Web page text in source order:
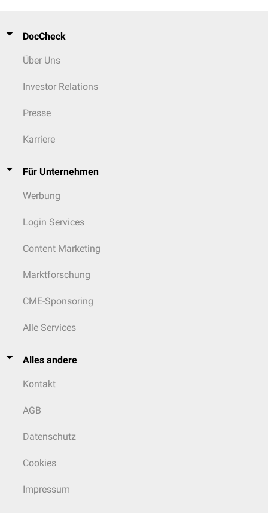
DocCheck
Über Uns
Investor Relations
Presse
Karriere
Für Unternehmen
Werbung
Login Services
Content Marketing
Marktforschung
CME-Sponsoring
Alle Services
Alles andere
Kontakt
AGB
Datenschutz
Cookies
Impressum